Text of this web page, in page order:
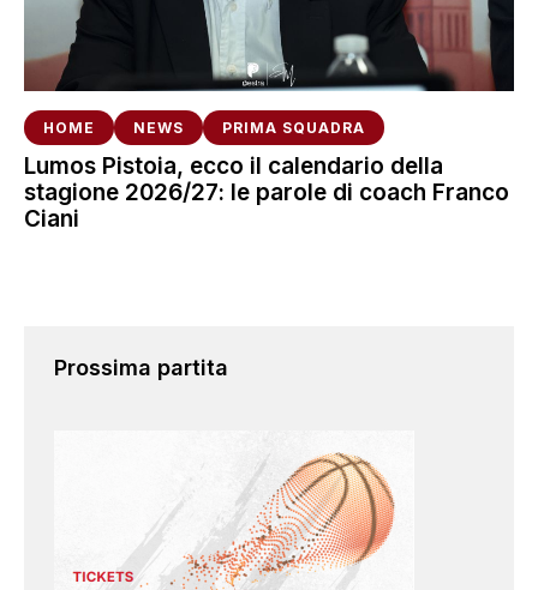
HOME NEWS PRIMA SQUADRA
Lumos Pistoia, ecco il calendario della
stagione 2026/27: le parole di coach Franco
Ciani
Prossima partita